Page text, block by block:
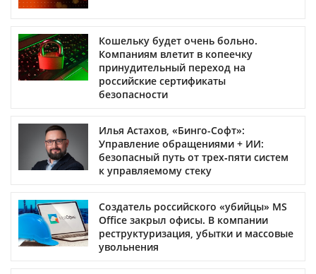
Кошельку будет очень больно.
Компаниям влетит в копеечку
принудительный переход на
российские сертификаты
безопасности
Илья Астахов, «Бинго-Софт»:
Управление обращениями + ИИ:
безопасный путь от трех‑пяти систем
к управляемому стеку
Создатель российского «убийцы» MS
Office закрыл офисы. В компании
реструктуризация, убытки и массовые
увольнения